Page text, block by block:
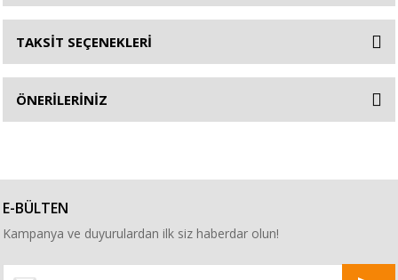
TAKSİT SEÇENEKLERİ
ÖNERİLERİNİZ
E-BÜLTEN
Kampanya ve duyurulardan ilk siz haberdar olun!